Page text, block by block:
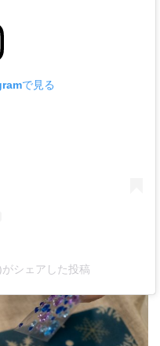
で見る
シェアした投稿